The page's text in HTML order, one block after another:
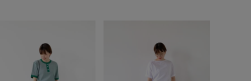
在庫なし含む